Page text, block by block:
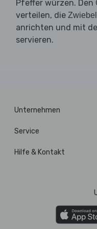
Pfeffer würzen. Den
verteilen, die
anrichten und mit
servieren.
Unternehmen
Service
Hilfe & Kontakt